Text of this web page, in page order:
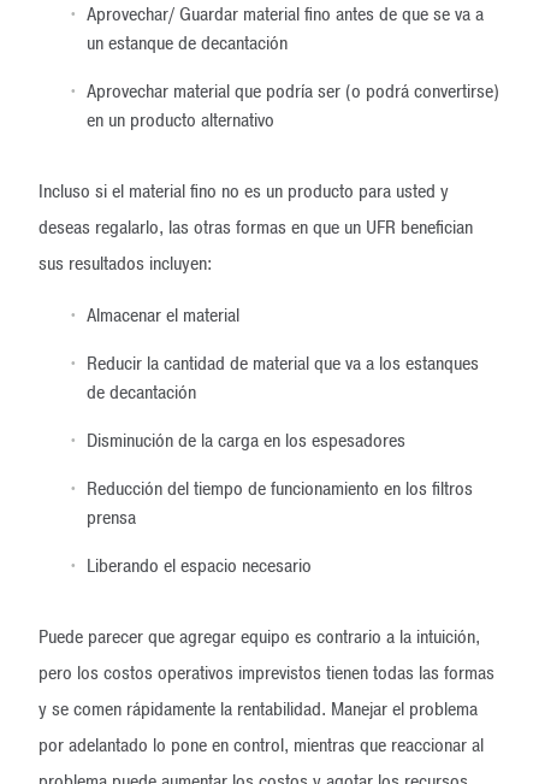
Aprovechar/ Guardar material fino antes de que se va a
un estanque de decantación
Aprovechar material que podría ser (o podrá convertirse)
en un producto alternativo
Incluso si el material fino no es un producto para usted y
deseas regalarlo, las otras formas en que un UFR benefician
sus resultados incluyen:
Almacenar el material
Reducir la cantidad de material que va a los estanques
de decantación
Disminución de la carga en los espesadores
Reducción del tiempo de funcionamiento en los filtros
prensa
Liberando el espacio necesario
Puede parecer que agregar equipo es contrario a la intuición,
pero los costos operativos imprevistos tienen todas las formas
y se comen rápidamente la rentabilidad. Manejar el problema
por adelantado lo pone en control, mientras que reaccionar al